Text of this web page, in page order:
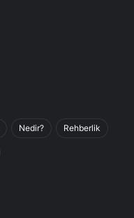
Nedir? Rehberlik